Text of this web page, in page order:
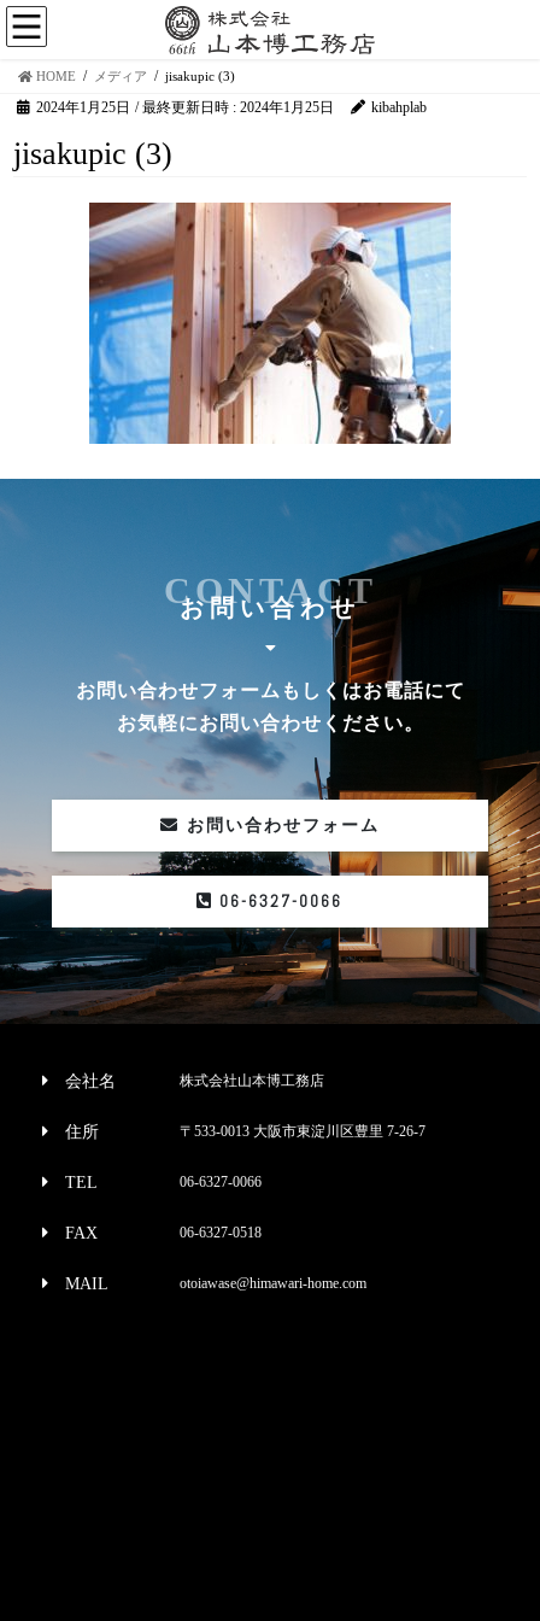
HOME メディア jisakupic (3)
2024年1月25日 / 最終更新日時 :2024年1月25日 kibahplab
jisakupic (3)
お問い合わせ
CONTACT
お問い合わせフォームもしくはお電話にて
お気軽にお問い合わせください。
お問い合わせフォーム
06-6327-0066
会社名 株式会社山本博工務店
住所 〒533-0013 大阪市東淀川区豊里 7-26-7
TEL 06-6327-0066
FAX 06-6327-0518
MAIL otoiawase@himawari-home.com